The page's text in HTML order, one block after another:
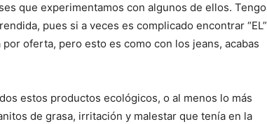
que experimentamos con algunos de ellos. Tengo
pues si a veces es complicado encontrar “EL”
por oferta, pero esto es como con los jeans, acabas
estos productos ecológicos, o al menos lo más
de grasa, irritación y malestar que tenía en la